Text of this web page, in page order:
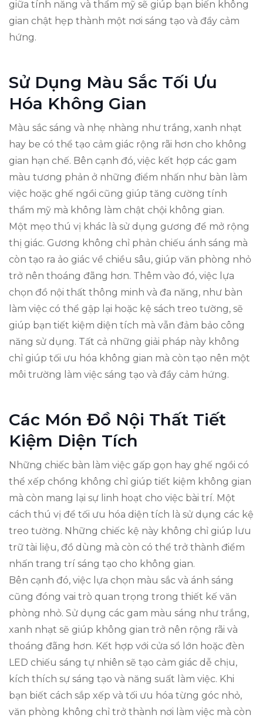
giữa tính năng và thẩm mỹ sẽ giúp bạn biến không
gian chật hẹp thành một nơi sáng tạo và đầy cảm
hứng.
Sử Dụng Màu Sắc Tối Ưu
Hóa Không Gian
Màu sắc sáng và nhẹ nhàng như trắng, xanh nhạt
hay be có thể tạo cảm giác rộng rãi hơn cho không
gian hạn chế. Bên cạnh đó, việc kết hợp các gam
màu tương phản ở những điểm nhấn như bàn làm
việc hoặc ghế ngồi cũng giúp tăng cường tính
thẩm mỹ mà không làm chật chội không gian.
Một mẹo thú vị khác là sử dụng gương để mở rộng
thị giác. Gương không chỉ phản chiếu ánh sáng mà
còn tạo ra ảo giác về chiều sâu, giúp văn phòng nhỏ
trở nên thoáng đãng hơn. Thêm vào đó, việc lựa
chọn đồ nội thất thông minh và đa năng, như bàn
làm việc có thể gập lại hoặc kệ sách treo tường, sẽ
giúp bạn tiết kiệm diện tích mà vẫn đảm bảo công
năng sử dụng. Tất cả những giải pháp này không
chỉ giúp tối ưu hóa không gian mà còn tạo nên một
môi trường làm việc sáng tạo và đầy cảm hứng.
Các Món Đồ Nội Thất Tiết
Kiệm Diện Tích
Những chiếc bàn làm việc gấp gọn hay ghế ngồi có
thể xếp chồng không chỉ giúp tiết kiệm không gian
mà còn mang lại sự linh hoạt cho việc bài trí. Một
cách thú vị để tối ưu hóa diện tích là sử dụng các kệ
treo tường. Những chiếc kệ này không chỉ giúp lưu
trữ tài liệu, đồ dùng mà còn có thể trở thành điểm
nhấn trang trí sáng tạo cho không gian.
Bên cạnh đó, việc lựa chọn màu sắc và ánh sáng
cũng đóng vai trò quan trọng trong thiết kế văn
phòng nhỏ. Sử dụng các gam màu sáng như trắng,
xanh nhạt sẽ giúp không gian trở nên rộng rãi và
thoáng đãng hơn. Kết hợp với cửa sổ lớn hoặc đèn
LED chiếu sáng tự nhiên sẽ tạo cảm giác dễ chịu,
kích thích sự sáng tạo và năng suất làm việc. Khi
bạn biết cách sắp xếp và tối ưu hóa từng góc nhỏ,
văn phòng không chỉ trở thành nơi làm việc mà còn